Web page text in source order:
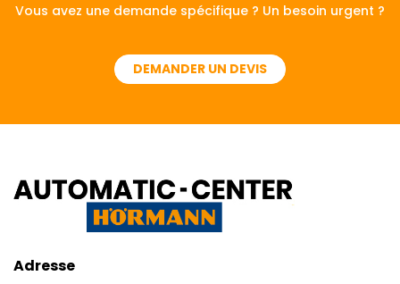
Vous avez une demande spécifique ? Un besoin urgent ?
DEMANDER UN DEVIS
Adresse